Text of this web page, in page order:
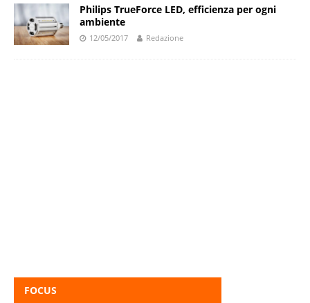
Philips TrueForce LED, efficienza per ogni
ambiente
12/05/2017 Redazione
FOCUS